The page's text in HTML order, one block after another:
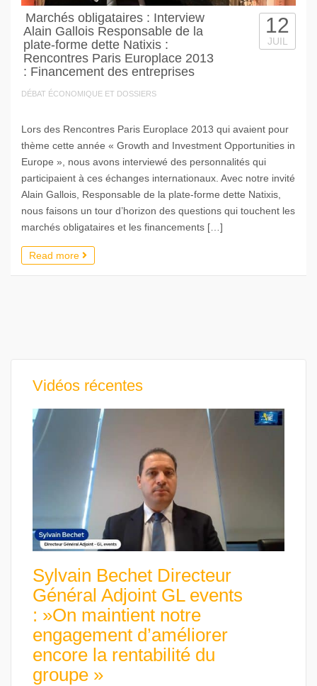
Marchés obligataires : Interview
Alain Gallois Responsable de la
plate-forme dette Natixis :
Rencontres Paris Europlace 2013
: Financement des entreprises
DÉBAT ÉCONOMIQUE ET DOSSIERS
12
JUIL
Lors des Rencontres Paris Europlace 2013 qui avaient pour
thème cette année « Growth and Investment Opportunities in
Europe », nous avons interviewé des personnalités qui
participaient à ces échanges internationaux. Avec notre invité
Alain Gallois, Responsable de la plate-forme dette Natixis,
nous faisons un tour d’horizon des questions qui touchent les
marchés obligataires et les financements […]
Read more
Vidéos récentes
Sylvain Bechet Directeur
Général Adjoint GL events
: »On maintient notre
engagement d’améliorer
encore la rentabilité du
groupe »